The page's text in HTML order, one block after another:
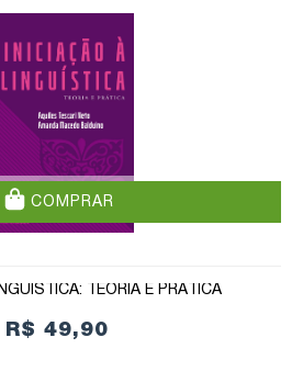
COMPRAR
TEORIA E PRÁTICA
R$ 49,90